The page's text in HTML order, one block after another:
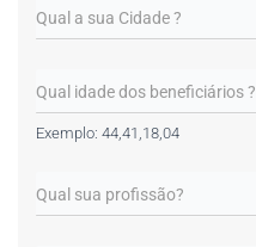
Exemplo: 44,41,18,04